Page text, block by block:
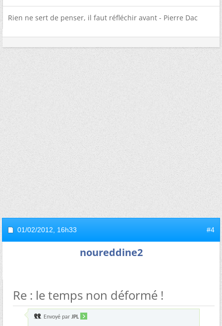
Rien ne sert de penser, il faut réfléchir avant - Pierre Dac
01/02/2012, 16h33 #4
noureddine2
Re : le temps non déformé !
Envoyé par JPL